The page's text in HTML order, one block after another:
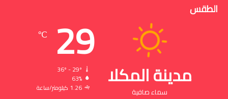
الطقس
مدينة المكلا
سماء صافية
29
℃
63%
1.26 كيلومتر/ساعة